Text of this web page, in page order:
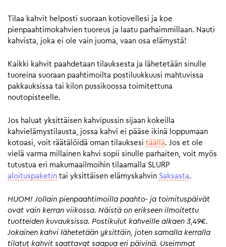
Tilaa kahvit helposti suoraan kotiovellesi ja koe
pienpaahtimokahvien tuoreus ja laatu parhaimmillaan. Nauti
kahvista, joka ei ole vain juoma, vaan osa elämystä!
Kaikki kahvit paahdetaan tilauksesta ja lähetetään sinulle
tuoreina suoraan paahtimoilta postiluukkuusi mahtuvissa
pakkauksissa tai kilon pussikoossa toimitettuna
noutopisteelle.
Jos haluat yksittäisen kahvipussin sijaan kokeilla
kahvielämystilausta, jossa kahvi ei pääse ikinä loppumaan
kotoasi, voit räätälöidä oman tilauksesi täällä. Jos et ole
vielä varma millainen kahvi sopii sinulle parhaiten, voit myös
tutustua eri makumaailmoihin tilaamalla SLURP
aloituspaketin tai yksittäisen elämyskahvin Saksasta.
HUOM! Jollain pienpaahtimoilla paahto- ja toimituspäivät
ovat vain kerran viikossa. Näistä on erikseen ilmoitettu
tuotteiden kuvauksissa. Postikulut kahveille alkaen 3,49€.
Jokainen kahvi lähetetään yksittäin, joten samalla kerralla
tilatut kahvit saattavat saapua eri päivinä. Useimmat